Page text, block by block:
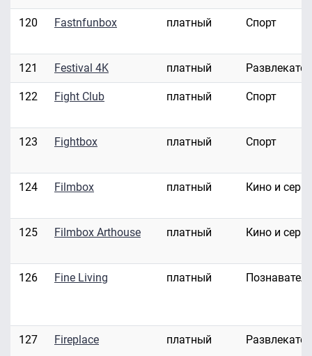
120 Fastnfunbox платный Спорт
121 Festival 4K платный
122 Fight Club платный Спорт
123 Fightbox платный Спорт
124 Filmbox платный Кино и
125 Filmbox Arthouse платный Кино и
126 Fine Living платный
127 Fireplace платный